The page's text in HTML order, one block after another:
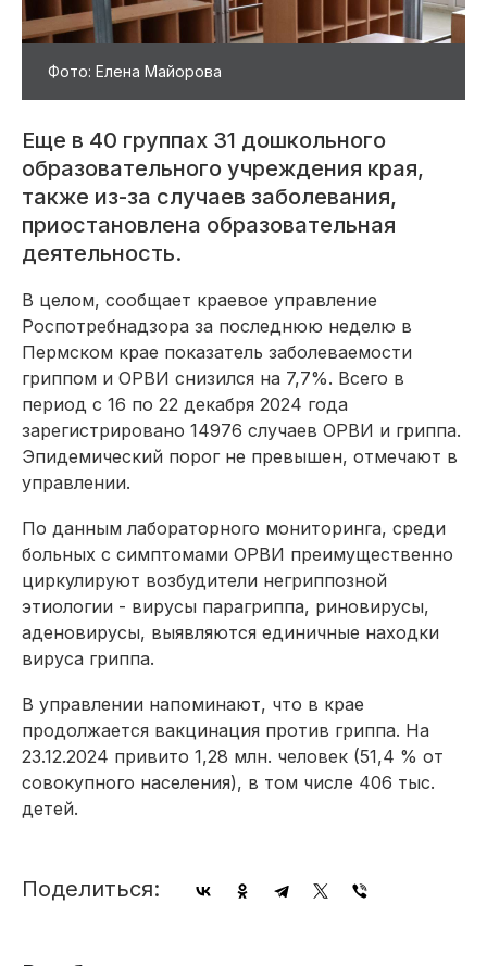
Фото: Елена Майорова
Еще в 40 группах 31 дошкольного
образовательного учреждения края,
также из-за случаев заболевания,
приостановлена образовательная
деятельность.
В целом, сообщает краевое управление
Роспотребнадзора за последнюю неделю в
Пермском крае показатель заболеваемости
гриппом и ОРВИ снизился на 7,7%. Всего в
период с 16 по 22 декабря 2024 года
зарегистрировано 14976 случаев ОРВИ и гриппа.
Эпидемический порог не превышен, отмечают в
управлении.
По данным лабораторного мониторинга, среди
больных с симптомами ОРВИ преимущественно
циркулируют возбудители негриппозной
этиологии - вирусы парагриппа, риновирусы,
аденовирусы, выявляются единичные находки
вируса гриппа.
В управлении напоминают, что в крае
продолжается вакцинация против гриппа. На
23.12.2024 привито 1,28 млн. человек (51,4 % от
совокупного населения), в том числе 406 тыс.
детей.
Поделиться: